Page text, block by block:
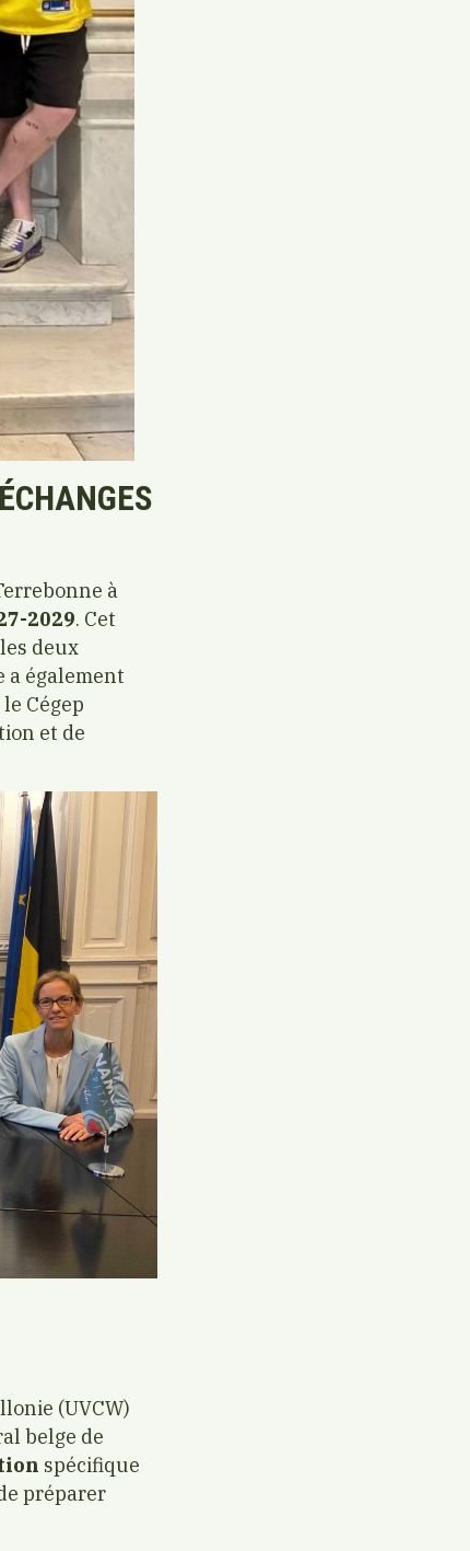
à
2029. Cet
deux
a également
Cégep
et de
(UVCW)
belge de
spécifique
préparer